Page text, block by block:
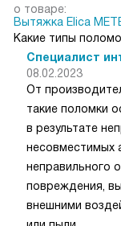
о товаре:
Вытяжка Elica
Какие типы
Специалист
08.02.2023
От
такие поломки
в результате
несовместимых
неправильного
повреждения,
внешними